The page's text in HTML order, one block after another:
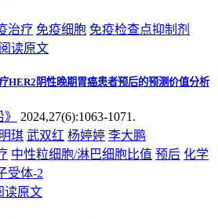
治疗 免疫细胞 免疫检查点抑制剂
阅读原文
HER2阴性晚期胃癌患者预后的预测价值分析
2024,27(6):1063-1071.
琪 武双红 杨婷婷 李大鹏
中性粒细胞/淋巴细胞比值 预后 化学
受体-2
读原文